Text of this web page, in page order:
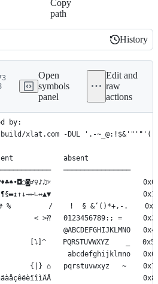
Copy
path
History
History
Open
symbols
panel
Edit and
raw
actions
macros.internal.h"
by:
build/xlat.com -DUL '.-
absent
────────────────
“# %         /    !  § &‘()*+,-.
< >⁇   0123456789:; =
@ABCDEFGHIJKLMNO
[⭝]^    PQRSTUVWXYZ    _
abcdefghijklmno
{|} ⌂   pqrstuvwxyz   ~